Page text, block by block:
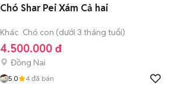
Chó Shar Pei Xám Cả hai
Khác Chó con (dưới 3 tháng tuổi)
4.500.000 đ
Đồng Nai
5.0 4 đã bán